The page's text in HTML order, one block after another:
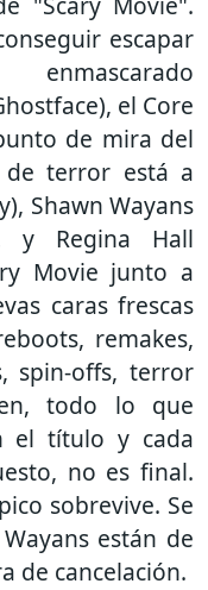
escapar
el Core
de mira del
de terror está a
Shawn Wayans
y Regina Hall
Movie junto a
caras frescas
remakes,
spin-offs, terror
todo lo que
el título y cada
no es final.
sobrevive. Se
están de
de cancelación.